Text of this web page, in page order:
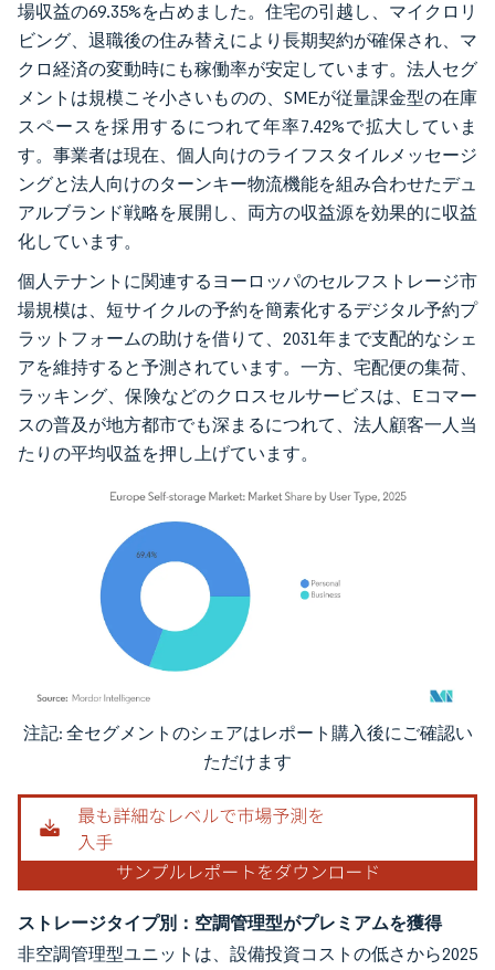
場収益の69.35%を占めました。住宅の引越し、マイクロリ
ビング、退職後の住み替えにより長期契約が確保され、マ
クロ経済の変動時にも稼働率が安定しています。法人セグ
メントは規模こそ小さいものの、SMEが従量課金型の在庫
スペースを採用するにつれて年率7.42%で拡大していま
す。事業者は現在、個人向けのライフスタイルメッセージ
ングと法人向けのターンキー物流機能を組み合わせたデュ
アルブランド戦略を展開し、両方の収益源を効果的に収益
化しています。
個人テナントに関連するヨーロッパのセルフストレージ市
場規模は、短サイクルの予約を簡素化するデジタル予約プ
ラットフォームの助けを借りて、2031年まで支配的なシェ
アを維持すると予測されています。一方、宅配便の集荷、
ラッキング、保険などのクロスセルサービスは、Eコマー
スの普及が地方都市でも深まるにつれて、法人顧客一人当
たりの平均収益を押し上げています。
画像 © Mordor Intelligence。再利用にはCC BY 4.0の表示が必要です。
注記: 全セグメントのシェアはレポート購入後にご確認い
ただけます
ストレージタイプ別：空調管理型がプレミアムを獲得
非空調管理型ユニットは、設備投資コストの低さから2025